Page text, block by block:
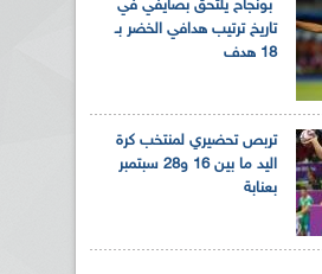
بونجاح يلتحق بصايفي في
تاريخ ترتيب هدافي الخضر بـ
18 هدف
تربص تحضيري لمنتخب كرة
اليد ما بين 16 و28 سبتمبر
بعنابة